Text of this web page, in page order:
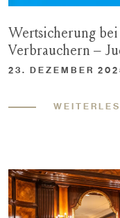
Wertsicherung
Verbrauchern –
23. DEZEMBER